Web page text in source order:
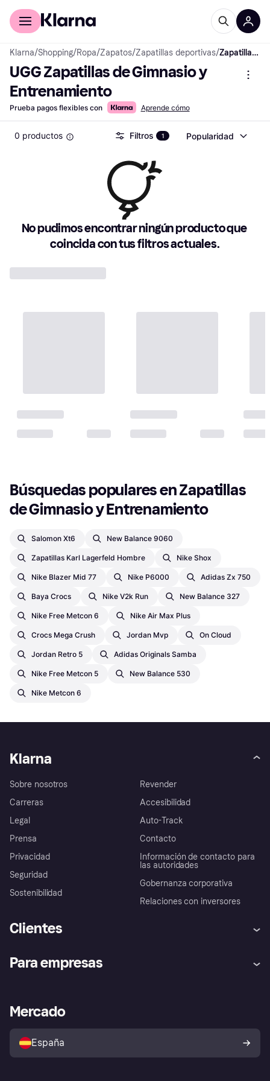
Comprar con Klarna
Klarna/Shopping/Ropa/Zapatos/Zapatillas deportivas/ Zapatillas de Gimnasio y Entrenamiento
UGG Zapatillas de Gimnasio y
Entrenamiento
Prueba pagos flexibles con Aprende cómo
0 productos Filtros 1 Popularidad
No pudimos encontrar ningún producto que
coincida con tus filtros actuales.
Búsquedas populares en Zapatillas
de Gimnasio y Entrenamiento
Salomon Xt6 New Balance 9060
Zapatillas Karl Lagerfeld Hombre Nike Shox
Nike Blazer Mid 77 Nike P6000 Adidas Zx 750
Baya Crocs Nike V2k Run New Balance 327
Nike Free Metcon 6 Nike Air Max Plus
Crocs Mega Crush Jordan Mvp On Cloud
Jordan Retro 5 Adidas Originals Samba
Nike Free Metcon 5 New Balance 530
Nike Metcon 6
Klarna
Sobre nosotros
Carreras
Legal
Prensa
Privacidad
Seguridad
Sostenibilidad
Revender
Accesibilidad
Auto-Track
Contacto
Información de contacto para
las autoridades
Gobernanza corporativa
Relaciones con inversores
Clientes
Inicio de sesión
Directorio de tiendas
Política de protección al
comprador de Klarna
Reclamaciones
Para empresas
Acceso empresas
Mercado
España